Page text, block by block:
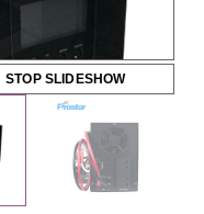
STOP SLIDESHOW